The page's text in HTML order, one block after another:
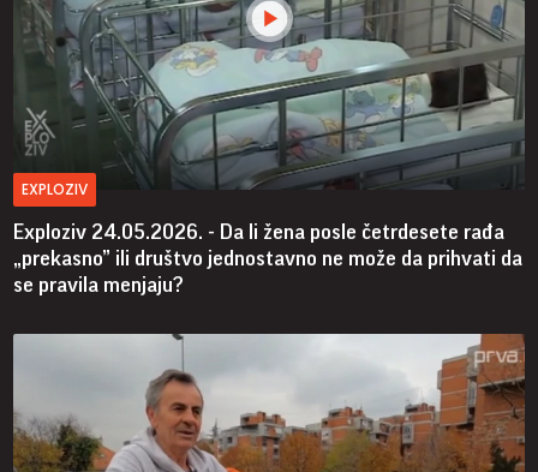
EXPLOZIV
Exploziv 24.05.2026. - Da li žena posle četrdesete rađa
„prekasno” ili društvo jednostavno ne može da prihvati da
se pravila menjaju?